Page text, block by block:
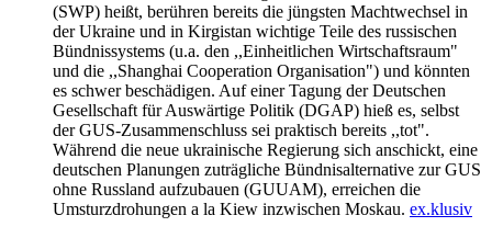
(SWP) heißt, berühren bereits die jüngsten Machtwechsel in
der Ukraine und in Kirgistan wichtige Teile des russischen
Bündnissystems (u.a. den ,,Einheitlichen Wirtschaftsraum"
und die ,,Shanghai Cooperation Organisation") und könnten
es schwer beschädigen. Auf einer Tagung der Deutschen
Gesellschaft für Auswärtige Politik (DGAP) hieß es, selbst
der GUS-Zusammenschluss sei praktisch bereits ,,tot".
Während die neue ukrainische Regierung sich anschickt, eine
deutschen Planungen zuträgliche Bündnisalternative zur GUS
ohne Russland aufzubauen (GUUAM), erreichen die
Umsturzdrohungen a la Kiew inzwischen Moskau. ex.klusiv